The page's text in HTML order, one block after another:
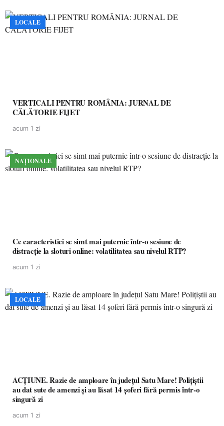
LOCALE
VERTICALI PENTRU ROMÂNIA: JURNAL DE
CĂLĂTORIE FIJET
acum 1 zi
NAȚIONALE
Ce caracteristici se simt mai puternic într-o sesiune de
distracție la sloturi online: volatilitatea sau nivelul RTP?
acum 1 zi
LOCALE
ACȚIUNE. Razie de amploare în județul Satu Mare! Polițiștii
au dat sute de amenzi și au lăsat 14 șoferi fără permis într-o
singură zi
acum 1 zi